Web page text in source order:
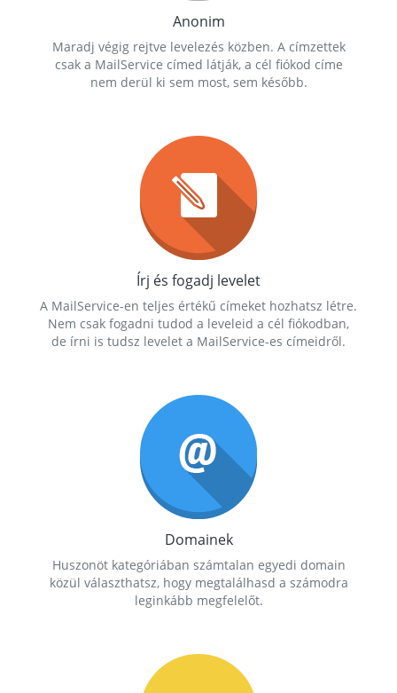
Anonim
Maradj végig rejtve levelezés közben. A címzettek
csak a MailService címed látják, a cél fiókod címe
nem derül ki sem most, sem később.
Írj és fogadj levelet
A MailService-en teljes értékű címeket hozhatsz létre.
Nem csak fogadni tudod a leveleid a cél fiókodban,
de írni is tudsz levelet a MailService-es címeidről.
Domainek
Huszonöt kategóriában számtalan egyedi domain
közül választhatsz, hogy megtalálhasd a számodra
leginkább megfelelőt.